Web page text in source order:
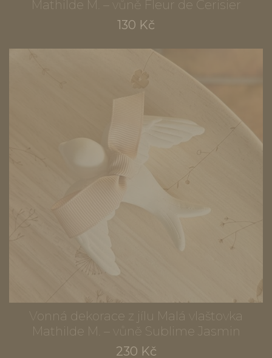
Mathilde M. – vůně Fleur de Cerisier
130 Kč
Vonná dekorace z jílu Malá vlaštovka
Mathilde M. – vůně Sublime Jasmin
230 Kč